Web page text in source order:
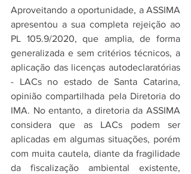
Aproveitando a oportunidade, a ASSIMA
apresentou a sua completa rejeição ao
PL 105.9/2020, que amplia, de forma
generalizada e sem critérios técnicos, a
aplicação das licenças autodeclaratórias
- LACs no estado de Santa Catarina,
opinião compartilhada pela Diretoria do
IMA. No entanto, a diretoria da ASSIMA
considera que as LACs podem ser
aplicadas em algumas situações, porém
com muita cautela, diante da fragilidade
da fiscalização ambiental existente,